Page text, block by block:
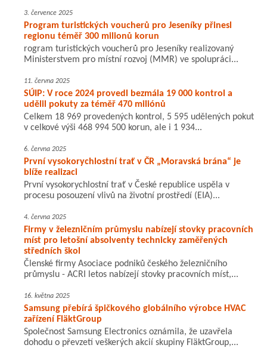
3. července 2025
Program turistických voucherů pro Jeseníky přinesl
regionu téměř 300 milionů korun
rogram turistických voucherů pro Jeseníky realizovaný
Ministerstvem pro místní rozvoj (MMR) ve spolupráci...
11. června 2025
SÚIP: V roce 2024 provedl bezmála 19 000 kontrol a
udělil pokuty za téměř 470 miliónů
Celkem 18 969 provedených kontrol, 5 595 udělených pokut
v celkové výši 468 994 500 korun, ale i 1 934...
6. června 2025
První vysokorychlostní trať v ČR „Moravská brána“ je
blíže realizaci
První vysokorychlostní trať v České republice uspěla v
procesu posouzení vlivů na životní prostředí (EIA)...
4. června 2025
Firmy v železničním průmyslu nabízejí stovky pracovních
míst pro letošní absolventy technicky zaměřených
středních škol
Členské firmy Asociace podniků českého železničního
průmyslu - ACRI letos nabízejí stovky pracovních míst,...
16. května 2025
Samsung přebírá špičkového globálního výrobce HVAC
zařízení FläktGroup
Společnost Samsung Electronics oznámila, že uzavřela
dohodu o převzetí veškerých akcií skupiny FläktGroup,...